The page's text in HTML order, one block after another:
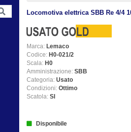
Locomotiva elettrica SBB Re 4/4
Marca: Lemaco
Codice: H0-021/2
Scala: H0
Amministrazione: SBB
Categoria: Usato
Condizioni: Ottimo
Scatola: SI
Disponibile